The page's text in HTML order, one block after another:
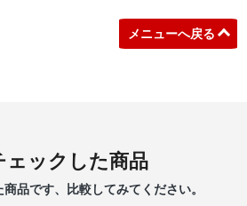
メニューへ戻る
ェックした商品
品です、比較してみてください。